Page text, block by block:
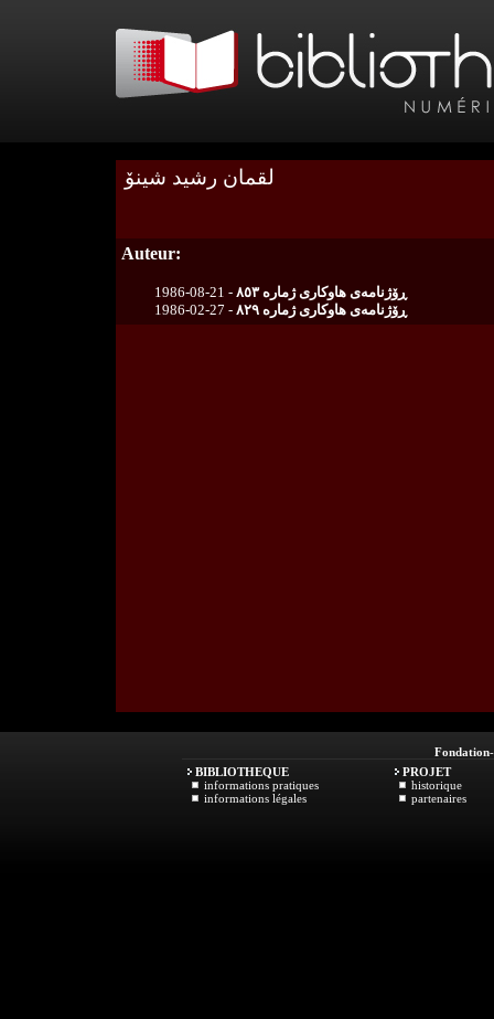
لقمان رشید شینۆ
Auteur:
1986-08-21 -
ڕۆژنامەی هاوکاری ژمارە ٨٥٣
1986-02-27 -
ڕۆژنامەی هاوکاری ژمارە ٨٢٩
Fondation
BIBLIOTHEQUE
informations pratiques
informations légales
PROJET
historique
partenaires